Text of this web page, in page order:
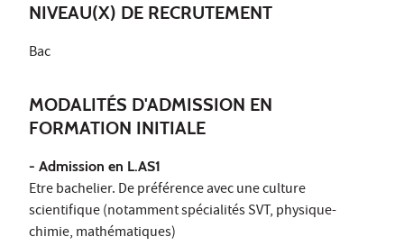
NIVEAU(X) DE RECRUTEMENT
Bac
MODALITÉS D'ADMISSION EN
FORMATION INITIALE
- Admission en L.AS1
Etre bachelier. De préférence avec une culture
scientifique (notamment spécialités SVT, physique-
chimie, mathématiques)